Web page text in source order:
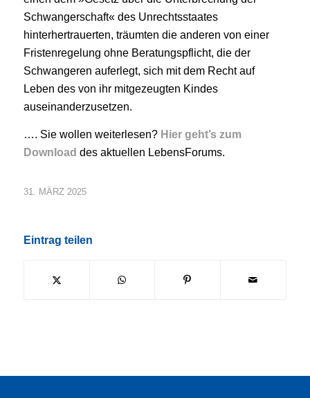
Schwangerschaft« des Unrechtsstaates
hinterhertrauerten, träumten die anderen von einer
Fristenregelung ohne Beratungspflicht, die der
Schwangeren auferlegt, sich mit dem Recht auf
Leben des von ihr mitgezeugten Kindes
auseinanderzusetzen.
…. Sie wollen weiterlesen? Hier geht’s zum
Download des aktuellen LebensForums.
31. MÄRZ 2025
Eintrag teilen